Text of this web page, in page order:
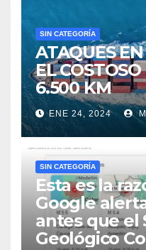
SIN CATEGORÍA
ATAQUES
EL
6.500 KM
ENE 24, 2024
SIN CATEGORÍA
Esta es la
Google
antes que el
Geológico